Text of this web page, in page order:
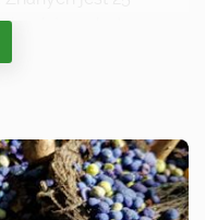
do
- a. arborea